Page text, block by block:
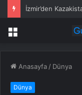
Menü
Anasayfa / Dünya
Dünya